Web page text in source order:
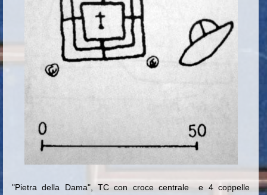
"Pietra della Dama", TC con croce centrale e 4 coppelle